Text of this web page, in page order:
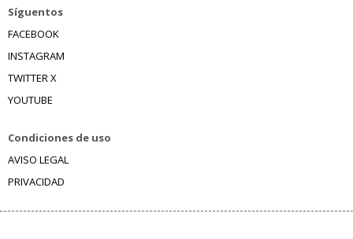
Síguentos
FACEBOOK
INSTAGRAM
TWITTER X
YOUTUBE
Condiciones de uso
AVISO LEGAL
PRIVACIDAD